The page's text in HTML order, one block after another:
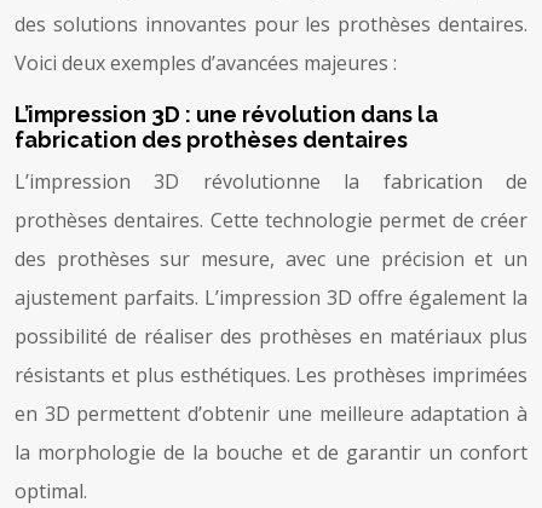
des solutions innovantes pour les prothèses dentaires.
Voici deux exemples d’avancées majeures :
L’impression 3D : une révolution dans la
fabrication des prothèses dentaires
L’impression 3D révolutionne la fabrication de
prothèses dentaires. Cette technologie permet de créer
des prothèses sur mesure, avec une précision et un
ajustement parfaits. L’impression 3D offre également la
possibilité de réaliser des prothèses en matériaux plus
résistants et plus esthétiques. Les prothèses imprimées
en 3D permettent d’obtenir une meilleure adaptation à
la morphologie de la bouche et de garantir un confort
optimal.